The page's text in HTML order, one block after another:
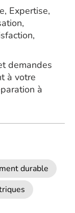
Expertise,
demandes
à votre
à
durable